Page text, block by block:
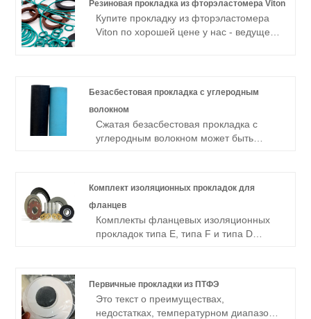
Резиновая прокладка из фторэластомера Viton
Купите прокладку из фторэластомера
Viton по хорошей цене у нас - ведущего
Безасбестовая прокладка с углеродным
волокном
Сжатая безасбестовая прокладка с
углеродным волокном может быть
Комплект изоляционных прокладок для
фланцев
Комплекты фланцевых изоляционных
прокладок типа E, типа F и типа D
номекса, простых фенольных
материалов.
Первичные прокладки из ПТФЭ
Это текст о преимуществах,
недостатках, температурном диапазоне